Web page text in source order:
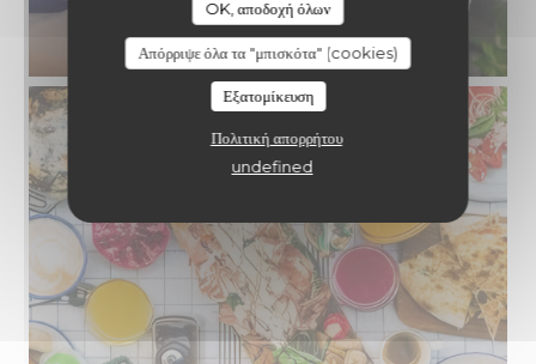
OK, αποδοχή όλων
Απόρριψε όλα τα "μπισκότα" (cookies)
Εξατομίκευση
Πολιτική απορρήτου
undefined